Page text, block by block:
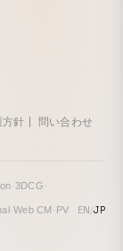
方針 問い合わせ
·3DCG·
·Web CM · PV EN/JP